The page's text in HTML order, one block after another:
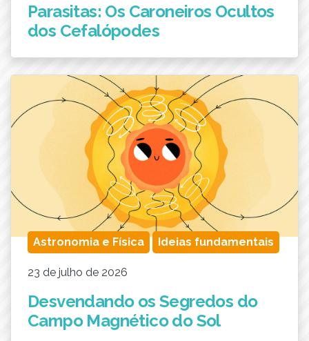
Parasitas: Os Caroneiros Ocultos
dos Cefalópodes
Astronomia e Física Ideias fundamentais
23 de julho de 2026
Desvendando os Segredos do
Campo Magnético do Sol